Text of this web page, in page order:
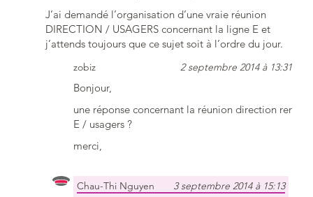
J’ai demandé l’organisation d’une vraie réunion
DIRECTION / USAGERS concernant la ligne E et
j’attends toujours que ce sujet soit à l’ordre du jour.
zobiz 2 septembre 2014 à 13:31
Bonjour,
une réponse concernant la réunion direction rer
E / usagers ?
merci,
Chau-Thi Nguyen 3 septembre 2014 à 15:13